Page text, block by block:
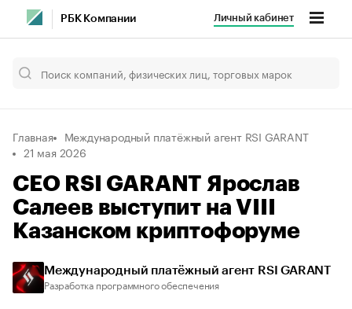
РБК Компании Личный кабинет
Главная
Международный платёжный агент RSI GARANT
21 мая 2026
CEO RSI GARANT Ярослав
Салеев выступит на VIII
Казанском криптофоруме
Международный платёжный агент RSI GARANT
Разработка программного обеспечения